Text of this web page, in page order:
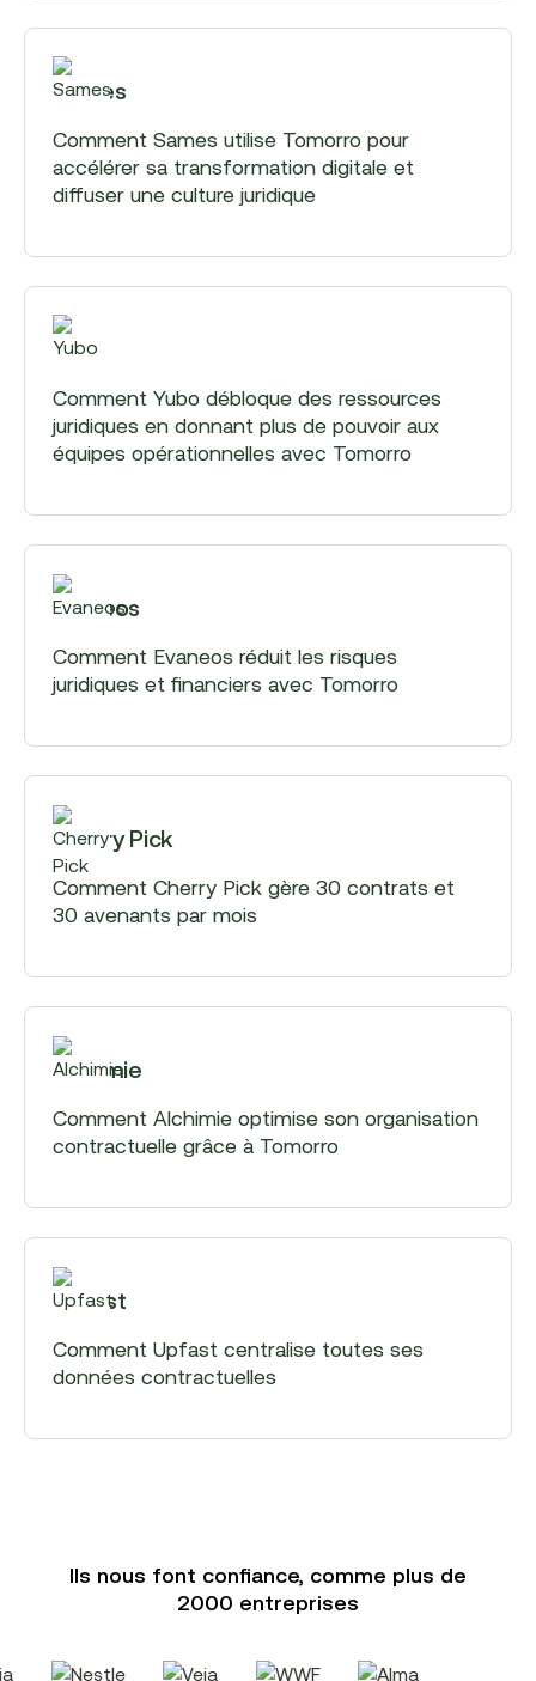
Sames
Comment Sames utilise Tomorro pour
accélérer sa transformation digitale et
diffuser une culture juridique
Yubo
Comment Yubo débloque des ressources
juridiques en donnant plus de pouvoir aux
équipes opérationnelles avec Tomorro
Evaneos
Comment Evaneos réduit les risques
juridiques et financiers avec Tomorro
Cherry Pick
Comment Cherry Pick gère 30 contrats et
30 avenants par mois
Alchimie
Comment Alchimie optimise son organisation
contractuelle grâce à Tomorro
Upfast
Comment Upfast centralise toutes ses
données contractuelles
Ils nous font confiance, comme plus de
2000 entreprises